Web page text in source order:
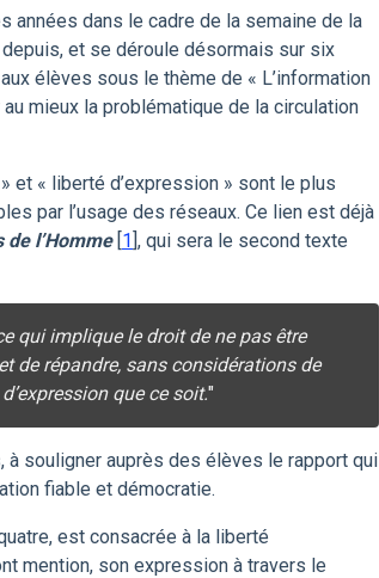
années dans le cadre de la semaine de la
et se déroule désormais sur six
élèves sous le thème de « L’information
mieux la problématique de la circulation
et « liberté d’expression » sont le plus
par l’usage des réseaux. Ce lien est déjà
l’Homme [1], qui sera le second texte
qui implique le droit de ne pas être
de répandre, sans considérations de
que ce soit."
à souligner auprès des élèves le rapport qui
fiable et démocratie.
est consacrée à la liberté
mention, son expression à travers le